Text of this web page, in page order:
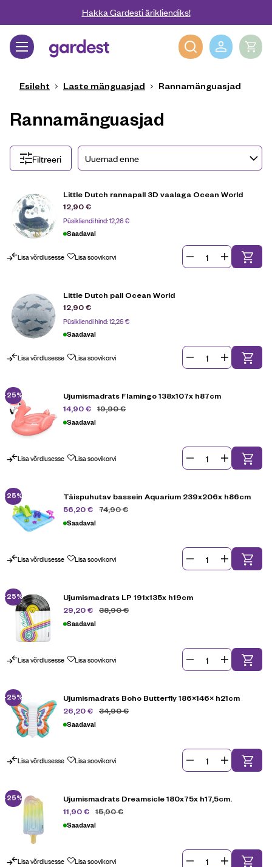
Liigu edasi põhisisu juurdeHakka Gardesti ärikliendiks!
Gardest
Esileht Laste mänguasjad Rannamänguasjad
Rannamänguasjad
Filtreeri
Little Dutch rannapall 3D vaalaga Ocean World
12,90€
Püsikliendi hind:12,26€
Saadaval
Lisa võrdlusesse Lisa soovikorvi
Little Dutch pall Ocean World
12,90€
Püsikliendi hind:12,26€
Saadaval
Lisa võrdlusesse Lisa soovikorvi
-25%
Ujumismadrats Flamingo 138x107x h87cm
19,90€
14,90€
Saadaval
Lisa võrdlusesse Lisa soovikorvi
-25%
Täispuhutav bassein Aquarium 239x206x h86cm
74,90€
56,20€
Saadaval
Lisa võrdlusesse Lisa soovikorvi
-25%
Ujumismadrats LP 191x135x h19cm
38,90€
29,20€
Saadaval
Lisa võrdlusesse Lisa soovikorvi
-25%
Ujumismadrats Boho Butterfly 186×146× h21cm
34,90€
26,20€
Saadaval
Lisa võrdlusesse Lisa soovikorvi
-25%
Ujumismadrats Dreamsicle 180x75x h17,5cm.
15,90€
11,90€
Saadaval
Lisa võrdlusesse Lisa soovikorvi